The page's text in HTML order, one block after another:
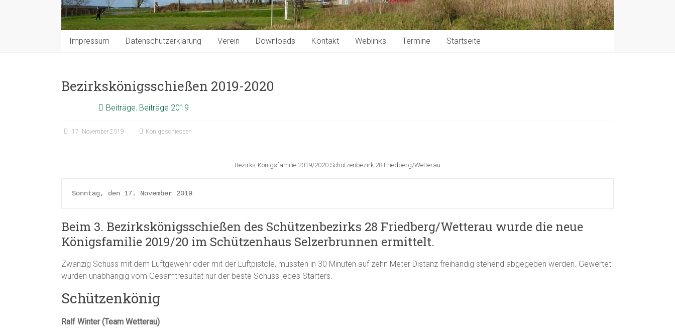
Impressum Datenschutzerklärung Verein Downloads Kontakt Weblinks Termine Startseite
Bezirkskönigsschießen 2019-2020
Beiträge, Beiträge 2019
17. November 2019 Königsschiessen
Bezirks-Königsfamilie 2019/2020 Schützenbezirk 28 Friedberg/Wetterau
Sonntag, den 17. November 2019
Beim 3. Bezirkskönigsschießen des Schützenbezirks 28 Friedberg/Wetterau wurde die neue
Königsfamilie 2019/20 im Schützenhaus Selzerbrunnen ermittelt.
Zwanzig Schuss mit dem Luftgewehr oder mit der Luftpistole, mussten in 30 Minuten auf zehn Meter Distanz freihändig stehend abgegeben werden. Gewertet
wurden unabhängig vom Gesamtresultat nur der beste Schuss jedes Starters.
Schützenkönig
Ralf Winter (Team Wetterau)